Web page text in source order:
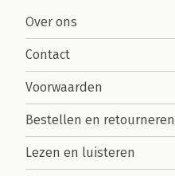
Over ons
Contact
Voorwaarden
Bestellen en retourneren
Lezen en luisteren